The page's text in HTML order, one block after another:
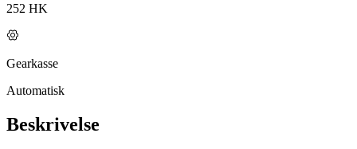
252 HK
Gearkasse
Automatisk
Beskrivelse